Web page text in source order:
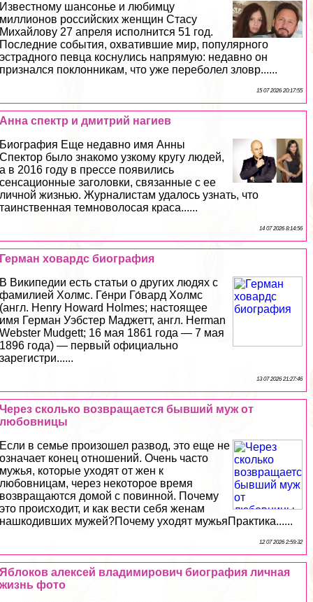
Известному шансонье и любимцу
миллионов российских женщин Стасу
Михайлову 27 апреля исполнится 51 год.
Последние события, охватившие мир, популярного
эстрадного певца коснулись напрямую: недавно он
признался поклонникам, что уже переболел зловр......
15 07 2026 20:17:55
Анна спектр и дмитрий нагиев
Биография Еще недавно имя Анны
Спектор было знакомо узкому кругу людей,
а в 2016 году в прессе появились
сенсационные заголовки, связанные с ее
личной жизнью. Журналистам удалось узнать, что
таинственная темноволосая краса......
14 07 2026 8:14:56
Герман ховардс биография
В Википедии есть статьи о других людях с
фамилией Холмс. Ге́нри Го́вард Холмс
(англ. Henry Howard Holmes; настоящее
имя Герман Уэбстер Маджетт, англ. Herman
Webster Mudgett; 16 мая 1861 года — 7 мая
1896 года) — первый официально
зарегистри......
13 07 2026 21:27:46
Через сколько возвращается бывший муж от
любовницы
Если в семье произошел развод, это еще не
означает конец отношений. Очень часто
мужья, которые уходят от жен к
любовницам, через некоторое время
возвращаются домой с повинной. Почему
это происходит, и как вести себя женам
нашкодивших мужей?Почему уходят мужьяПpaктика......
12 07 2026 2:59:32
Яблоков алексей владимирович биография личная
жизнь фото